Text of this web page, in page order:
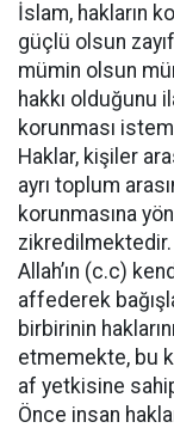
İslam, hakların
güçlü olsun
mümin olsun
hakkı olduğunu
korunması
Haklar, kişiler
ayrı toplum
korunmasına
zikredilmektedir.
Allah’ın (c.c)
affederek
birbirinin
etmemekte, bu
af yetkisine
Önce insan